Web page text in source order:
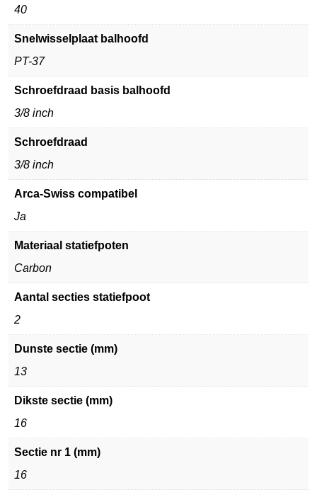
40
Snelwisselplaat balhoofd
PT-37
Schroefdraad basis balhoofd
3/8 inch
Schroefdraad
3/8 inch
Arca-Swiss compatibel
Ja
Materiaal statiefpoten
Carbon
Aantal secties statiefpoot
2
Dunste sectie (mm)
13
Dikste sectie (mm)
16
Sectie nr 1 (mm)
16